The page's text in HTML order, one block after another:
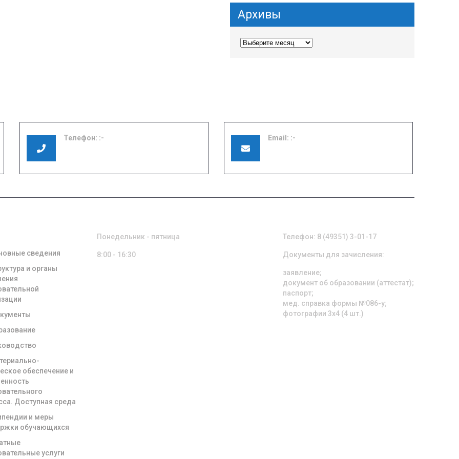
Архивы
Телефон:
Email:
сведения
и органы
обеспечение и
Доступная среда
и меры
обучающихся
услуги
Понедельник - пятница
8:00 - 16:30
Телефон: 8 (49351) 3-01-17
Документы для зачисления:
заявление;
документ об образовании (аттестат);
паспорт;
мед. справка формы №086-у;
фотографии 3х4 (4 шт.)